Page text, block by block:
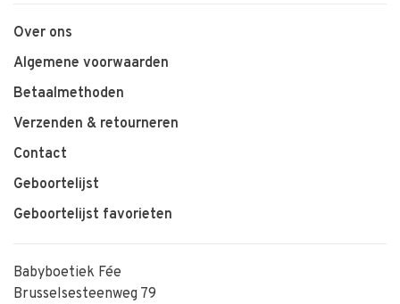
Over ons
Algemene voorwaarden
Betaalmethoden
Verzenden & retourneren
Contact
Geboortelijst
Geboortelijst favorieten
Babyboetiek Fée
Brusselsesteenweg 79